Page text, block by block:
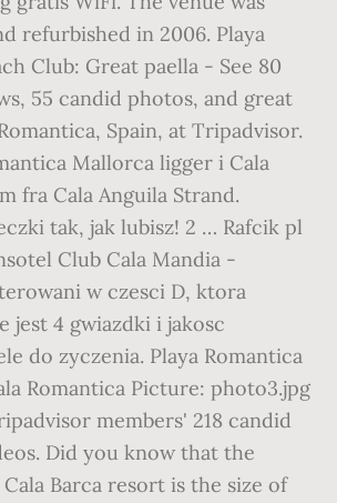
refurbished in 2006. Playa
Club: Great paella - See 80
55 candid photos, and great
Spain, at Tripadvisor.
Mallorca ligger i Cala
fra Cala Anguila Strand.
tak, jak lubisz! 2 … Rafcik pl
Club Cala Mandia -
w czesci D, ktora
jest 4 gwiazdki i jakosc
do zyczenia. Playa Romantica
Romantica Picture: photo3.jpg
members' 218 candid
Did you know that the
Barca resort is the size of